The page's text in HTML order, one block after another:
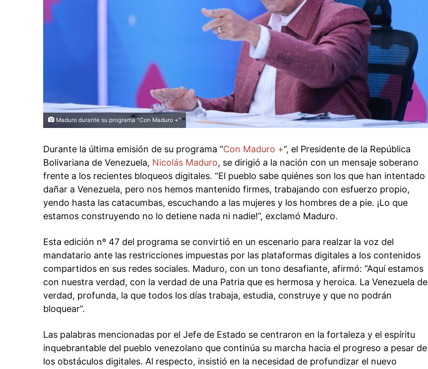
Maduro durante su programa "Con Maduro +"
Durante la última emisión de su programa “Con Maduro +”, el Presidente de la República
Bolivariana de Venezuela, Nicolás Maduro, se dirigió a la nación con un mensaje soberano
frente a los recientes bloqueos digitales. “El pueblo sabe quiénes son los que han intentado
dañar a Venezuela, pero nos hemos mantenido firmes, trabajando con esfuerzo propio,
yendo hasta las catacumbas, escuchando a las mujeres y los hombres de a pie. ¡Lo que
estamos construyendo no lo detiene nada ni nadie!”, exclamó Maduro.
Esta edición nº 47 del programa se convirtió en un escenario para realzar la voz del
mandatario ante las restricciones impuestas por las plataformas digitales a los contenidos
compartidos en sus redes sociales. Maduro, con un tono desafiante, afirmó: “Aquí estamos
con nuestra verdad, con la verdad de una Patria que es hermosa y heroica. La Venezuela de
verdad, profunda, la que todos los días trabaja, estudia, construye y que no podrán
bloquear”.
Las palabras mencionadas por el Jefe de Estado se centraron en la fortaleza y el espíritu
inquebrantable del pueblo venezolano que continúa su marcha hacia el progreso a pesar de
los obstáculos digitales. Al respecto, insistió en la necesidad de profundizar el nuevo